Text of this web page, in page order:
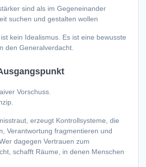
sind als im Gegeneinander
suchen und gestalten wollen
kein Idealismus. Es ist eine bewusste
den Generalverdacht.
Vorschuss.
erzeugt Kontrollsysteme, die
Verantwortung fragmentieren und
dagegen Vertrauen zum
schafft Räume, in denen Menschen